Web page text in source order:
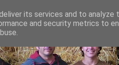
its services and to analyze
and security metrics to